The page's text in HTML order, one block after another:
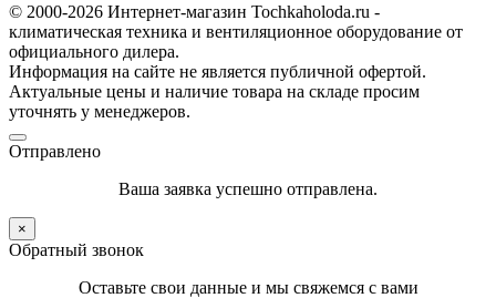
© 2000-2026 Интернет-магазин Tochkaholoda.ru -
климатическая техника и вентиляционное оборудование от
официального дилера.
Информация на сайте не является публичной офертой.
Актуальные цены и наличие товара на складе просим
уточнять у менеджеров.
Отправлено
Ваша заявка успешно отправлена.
×
Обратный звонок
Оставьте свои данные и мы свяжемся с вами